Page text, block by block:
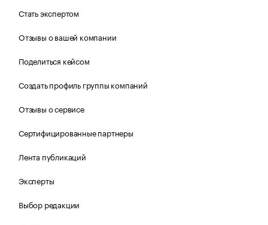
Стать экспертом
Отзывы о вашей компании
Поделиться кейсом
Создать профиль группы компаний
Отзывы о сервисе
Сертифицированные партнеры
Лента публикаций
Эксперты
Выбор редакции